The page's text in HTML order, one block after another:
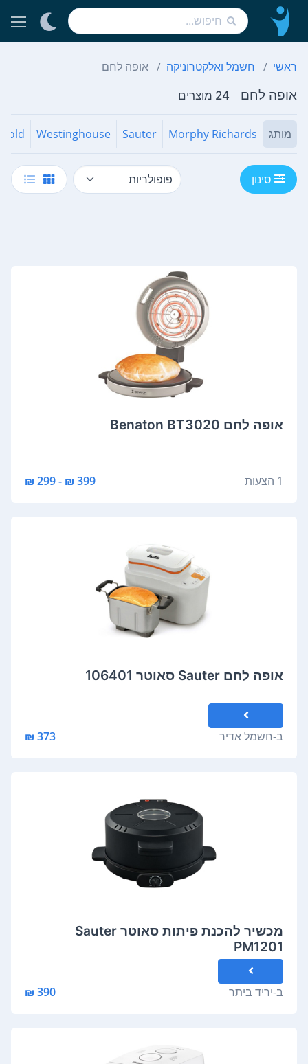
ראשי חשמל ואלקטרוניקה אופה לחם
אופה לחם 24 מוצרים
מותג Morphy Richards
Sauter
Westinghouse
סינון
אופה לחם Benaton BT3020
1 הצעות 399 ₪ - 299 ₪
אופה לחם Sauter סאוטר 106401
ב-חשמל אדיר 373 ₪
מכשיר להכנת פיתות סאוטר Sauter
PM1201
ב-יריד ביתר 390 ₪